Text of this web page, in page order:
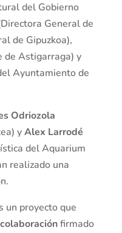
del Gobierno
General de
de Gipuzkoa),
Astigarraga) y
Ayuntamiento de
Odriozola
yAlex Larrodé
del Aquarium
realizado una
un proyecto que
firmado